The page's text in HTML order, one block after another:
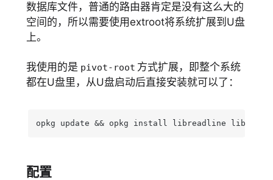
数据库文件，普通的路由器肯定是没有这么大的
空间的，所以需要使用extroot将系统扩展到U盘
上。
我使用的是 pivot-root 方式扩展，即整个系统
都在U盘里，从U盘启动后直接安装就可以了：
opkg update && opkg install libreadline
配置